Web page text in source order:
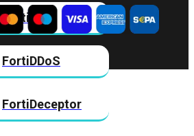
FortiADC
FortiDDoS
FortiDeceptor